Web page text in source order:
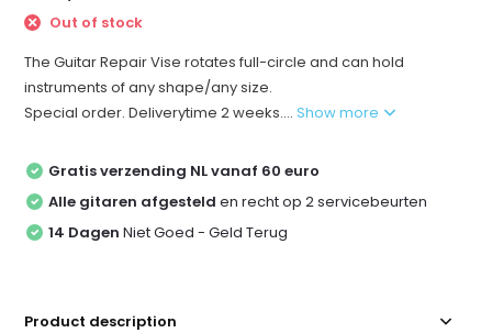
Out of stock
The Guitar Repair Vise rotates full-circle and can hold
instruments of any shape/any size.
Special order. Deliverytime 2 weeks....Show more
Gratis verzending NL vanaf 60 euro
Alle gitaren afgesteld en recht op 2 servicebeurten
14 Dagen Niet Goed - Geld Terug
Product description